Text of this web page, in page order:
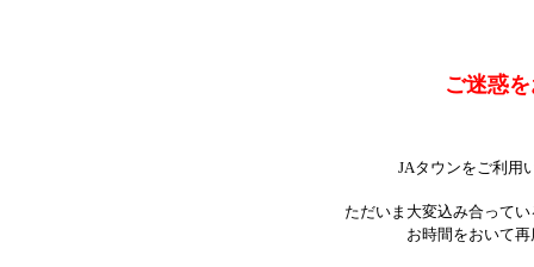
ご迷惑
JAタウンをご利用
ただいま大変込み合って
お時間をおいて